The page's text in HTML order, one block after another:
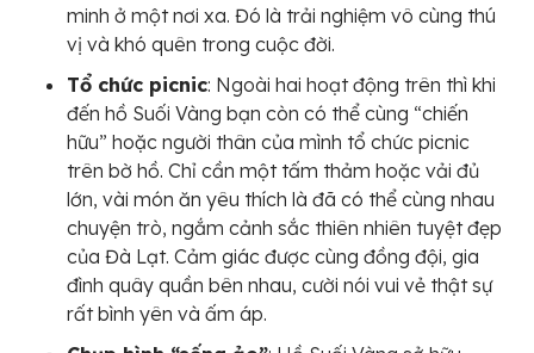
minh ở một nơi xa. Đó là trải nghiệm vô cùng thú
vị và khó quên trong cuộc đời.
Tổ chức picnic: Ngoài hai hoạt động trên thì khi
đến hồ Suối Vàng bạn còn có thể cùng “chiến
hữu” hoặc người thân của mình tổ chức picnic
trên bờ hồ. Chỉ cần một tấm thảm hoặc vải đủ
lớn, vài món ăn yêu thích là đã có thể cùng nhau
chuyện trò, ngắm cảnh sắc thiên nhiên tuyệt đẹp
của Đà Lạt. Cảm giác được cùng đồng đội, gia
đình quây quần bên nhau, cười nói vui vẻ thật sự
rất bình yên và ấm áp.